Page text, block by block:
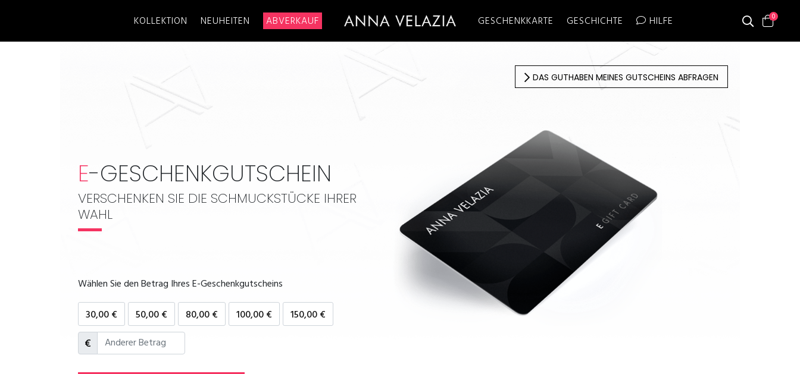
KOLLEKTION NEUHEITEN ABVERKAUF GESCHENKKARTE GESCHICHTE HILFE 0
DAS GUTHABEN MEINES GUTSCHEINS ABFRAGEN
E-GESCHENKGUTSCHEIN
VERSCHENKEN SIE DIE SCHMUCKSTÜCKE IHRER
WAHL
Wählen Sie den Betrag Ihres E-Geschenkgutscheins
30,00 €
50,00 € 80,00 € 100,00 € 150,00 €
€